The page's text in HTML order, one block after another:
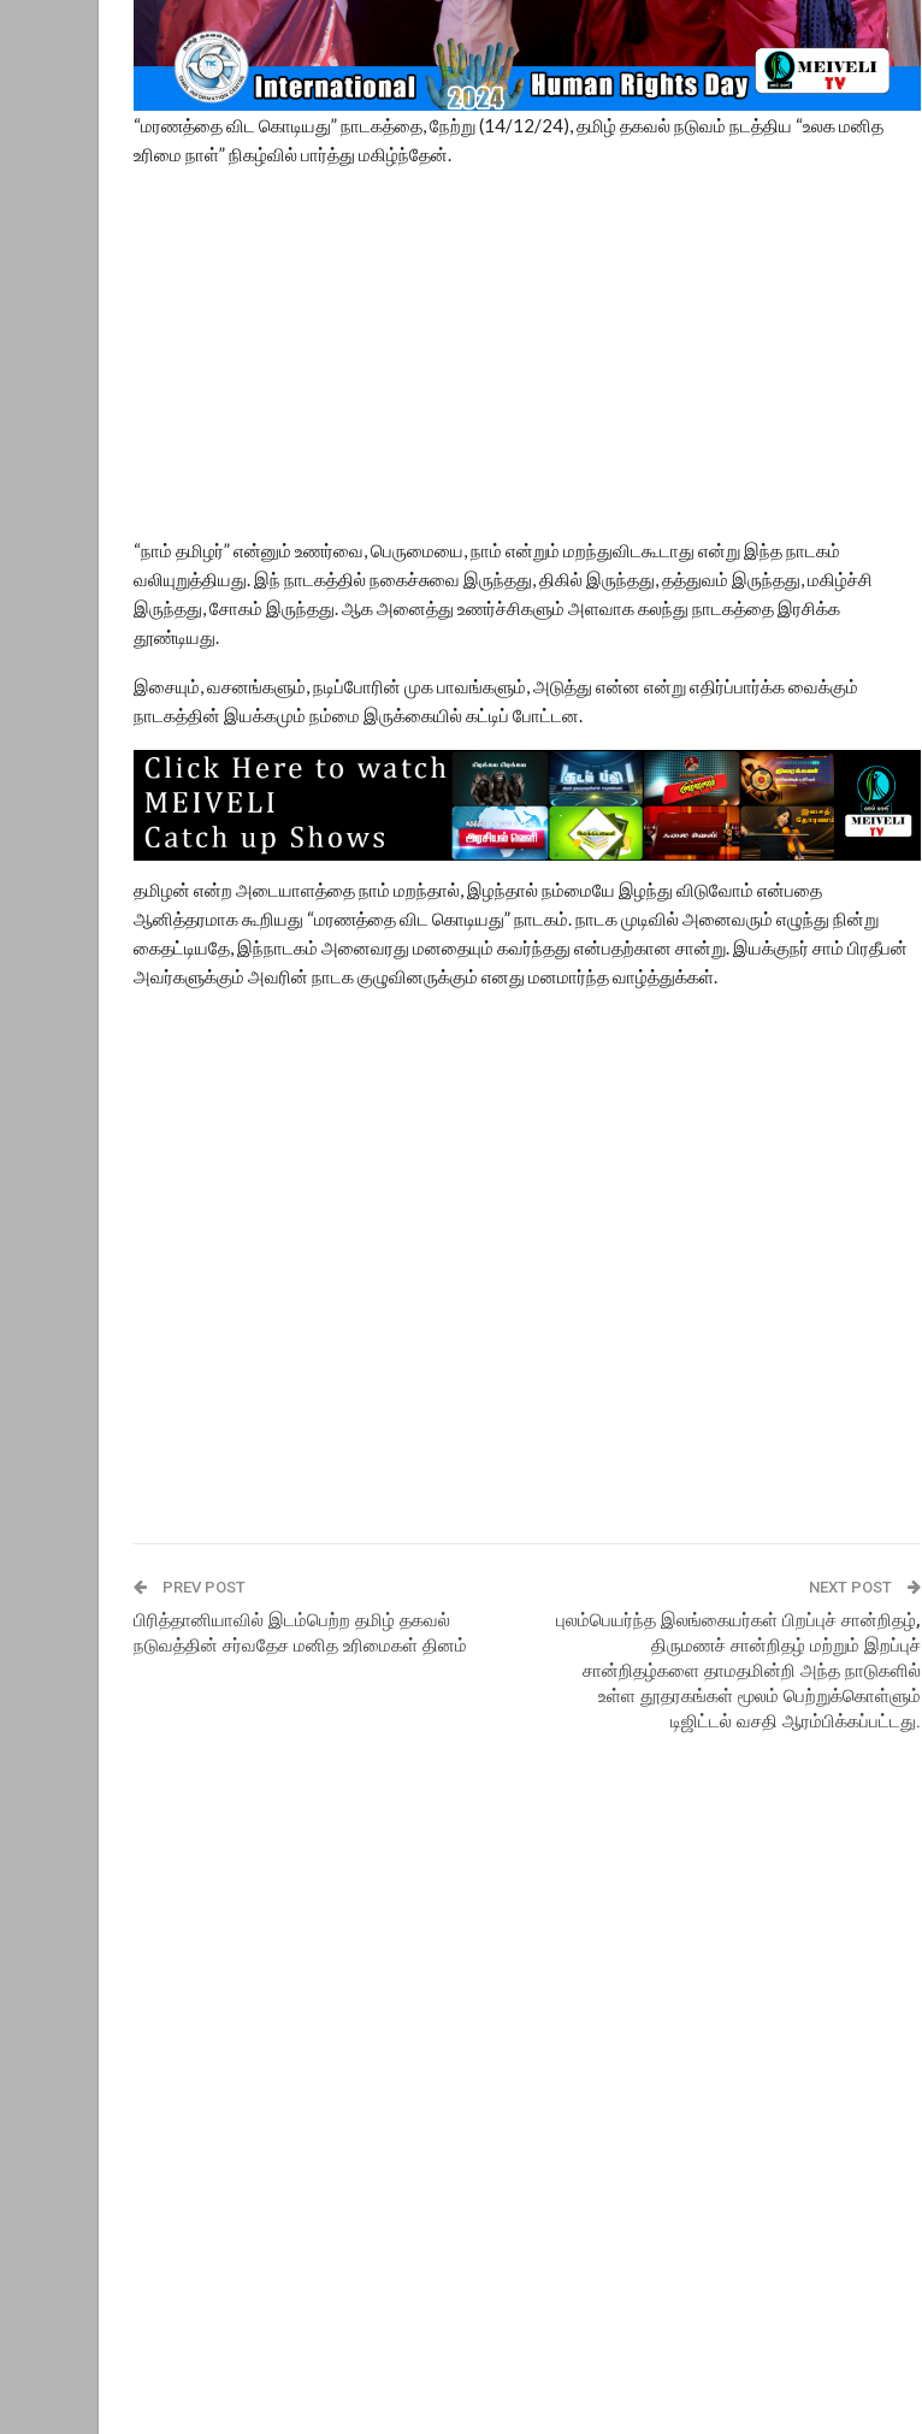
“மரணத்தை விட கொடியது” நாடகத்தை, நேற்று (14/12/24), தமிழ் தகவல் நடுவம் நடத்திய “உலக மனித
உரிமை நாள்” நிகழ்வில் பார்த்து மகிழ்ந்தேன்.
“நாம் தமிழர்” என்னும் உணர்வை, பெருமையை, நாம் என்றும் மறந்துவிடகூடாது என்று இந்த நாடகம்
வலியுறுத்தியது. இந் நாடகத்தில் நகைச்சுவை இருந்தது, திகில் இருந்தது, தத்துவம் இருந்தது, மகிழ்ச்சி
இருந்தது, சோகம் இருந்தது. ஆக அனைத்து உணர்ச்சிகளும் அளவாக கலந்து நாடகத்தை இரசிக்க
தூண்டியது.
இசையும், வசனங்களும், நடிப்போரின் முக பாவங்களும், அடுத்து என்ன என்று எதிர்ப்பார்க்க வைக்கும்
நாடகத்தின் இயக்கமும் நம்மை இருக்கையில் கட்டிப் போட்டன.
தமிழன் என்ற அடையாளத்தை நாம் மறந்தால், இழந்தால் நம்மையே இழந்து விடுவோம் என்பதை
ஆனித்தரமாக கூறியது “மரணத்தை விட கொடியது” நாடகம். நாடக முடிவில் அனைவரும் எழுந்து நின்று
கைதட்டியதே, இந்நாடகம் அனைவரது மனதையும் கவர்ந்தது என்பதற்கான சான்று. இயக்குநர் சாம் பிரதீபன்
அவர்களுக்கும் அவரின் நாடக குழுவினருக்கும் எனது மனமார்ந்த வாழ்த்துக்கள்.
PREV POST
பிரித்தானியாவில் இடம்பெற்ற தமிழ் தகவல்
நடுவத்தின் சர்வதேச மனித உரிமைகள் தினம்
NEXT POST
புலம்பெயர்ந்த இலங்கையர்கள் பிறப்புச் சான்றிதழ்,
திருமணச் சான்றிதழ் மற்றும் இறப்புச்
சான்றிதழ்களை தாமதமின்றி அந்த நாடுகளில்
உள்ள தூதரகங்கள் மூலம் பெற்றுக்கொள்ளும்
டிஜிட்டல் வசதி ஆரம்பிக்கப்பட்டது.